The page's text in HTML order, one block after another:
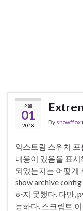
2월
01
2018 By snowffox
익스트림 스위치
내용이 있음을 표시
되었는지는 어떻게
show archive
하지 못했다. 다만,
능하다. 스크립트